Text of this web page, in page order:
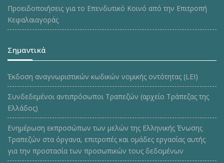
Προειδοποιήσεις για το Επενδυτικό Κοινό από την Επιτροπή
Κεφαλαιαγοράς
Σημαντικά
Έκδοση αναγνωριστικών κωδικών νομικής οντότητας (LEI)
Συνδεδεμένοι αντιπρόσωποι Τραπεζών (αρχείο Τράπεζας της
Ελλάδος)
Ενημέρωση εκπροσώπων των μελών της Ελληνικής Ένωσης
Τραπεζών στα όργανα, επιτροπές και ομάδες εργασίας αυτής
για την προστασία των προσωπικών τους δεδομένων